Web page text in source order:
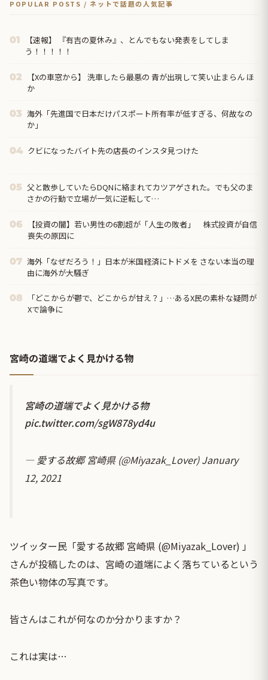
POPULAR POSTS / ネットで話題の人気記事
01
【速報】 『有吉の夏休み』、とんでもない発表をしてしま
う！！！！！
02
【Xの車窓から】 洗車したら最悪の 青が出現して笑い止まらん ほ
か
03 海外「先進国で日本だけパスポート所有率が低すぎる、何故なの
か」
04 クビになったバイト先の店長のインスタ見つけた
05 父と散歩していたらDQNに絡まれてカツアゲされた。でも父のま
さかの行動で立場が一気に逆転して…
06
【投資の闇】若い男性の6割超が「人生の敗者」 株式投資が自信
喪失の原因に
07 海外「なぜだろう！」日本が米国経済にトドメを さない本当の理
由に海外が大騒ぎ
08
「どこからが鬱で、どこからが甘え？」…あるX民の素朴な疑問が
Xで論争に
宮崎の道端でよく見かける物
宮崎の道端でよく見かける物
pic.twitter.com/sgW878yd4u
— 愛する故郷 宮崎県 (@Miyazak_Lover)January
12, 2021
ツイッター民「愛する故郷 宮崎県 (@Miyazak_Lover) 」
さんが投稿したのは、宮崎の道端によく落ちているという
茶色い物体の写真です。
皆さんはこれが何なのか分かりますか？
これは実は…